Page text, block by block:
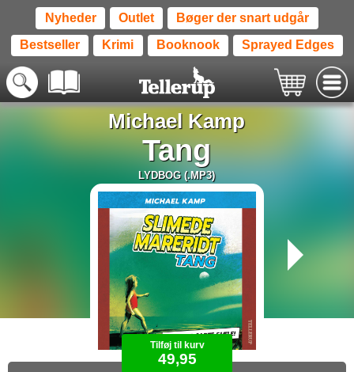
Nyheder Outlet Bøger der snart udgår
Bestseller Krimi Booknook Sprayed Edges
Michael Kamp
Tang
LYDBOG (.MP3)
Tilføj til kurv
49,95